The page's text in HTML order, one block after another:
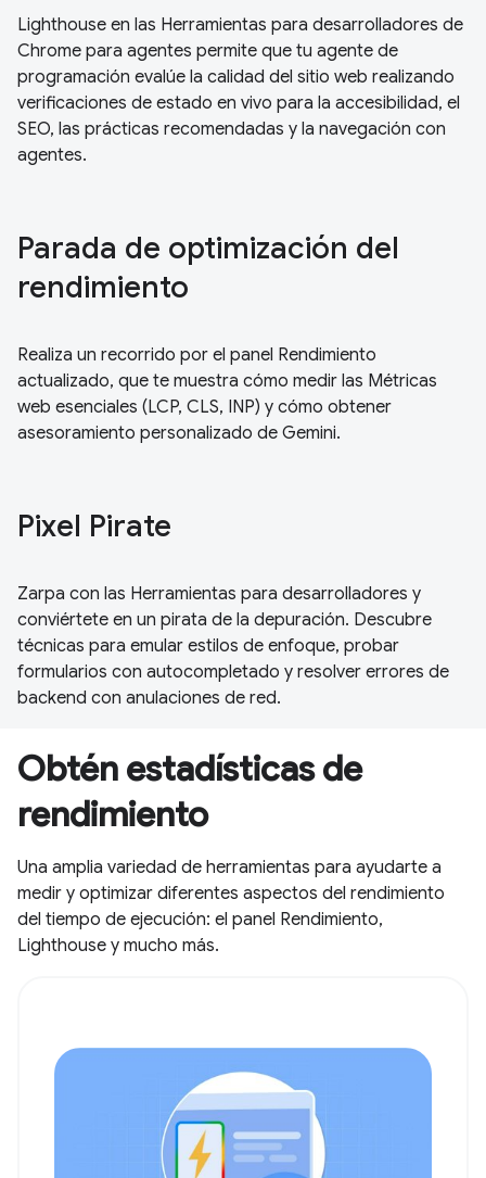
Lighthouse en las Herramientas para desarrolladores de
Chrome para agentes permite que tu agente de
programación evalúe la calidad del sitio web realizando
verificaciones de estado en vivo para la accesibilidad, el
SEO, las prácticas recomendadas y la navegación con
agentes.
Parada de optimización del
rendimiento
Realiza un recorrido por el panel Rendimiento
actualizado, que te muestra cómo medir las Métricas
web esenciales (LCP, CLS, INP) y cómo obtener
asesoramiento personalizado de Gemini.
Pixel Pirate
Zarpa con las Herramientas para desarrolladores y
conviértete en un pirata de la depuración. Descubre
técnicas para emular estilos de enfoque, probar
formularios con autocompletado y resolver errores de
backend con anulaciones de red.
Obtén estadísticas de
rendimiento
Una amplia variedad de herramientas para ayudarte a
medir y optimizar diferentes aspectos del rendimiento
del tiempo de ejecución: el panel Rendimiento,
Lighthouse y mucho más.